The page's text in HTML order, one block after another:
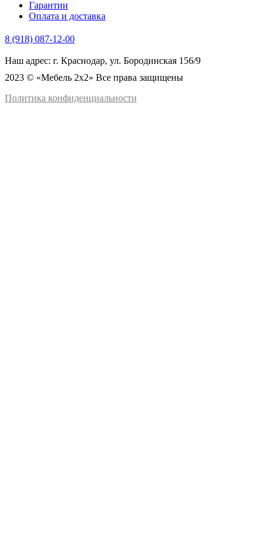
Гарантии
Оплата и доставка
8 (918) 087-12-00
Наш адрес: г. Краснодар, ул. Бородинская 156/9
2023 © «Мебель 2x2» Все права защищены
Политика конфиденциальности